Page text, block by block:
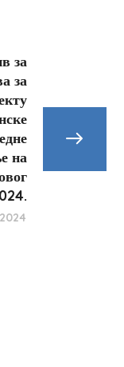
за
за
на